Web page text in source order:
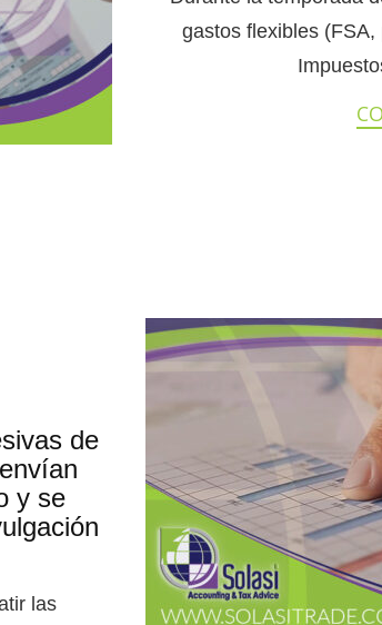
gastos flexibles
de
y se
las